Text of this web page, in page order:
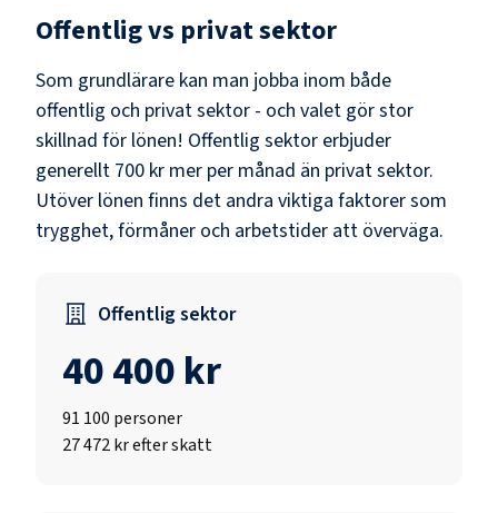
Offentlig vs privat sektor
Som grundlärare kan man jobba inom både
offentlig och privat sektor - och valet gör stor
skillnad för lönen! Offentlig sektor erbjuder
generellt 700 kr mer per månad än privat sektor.
Utöver lönen finns det andra viktiga faktorer som
trygghet, förmåner och arbetstider att överväga.
Offentlig sektor
40 400 kr
91 100 personer
27 472 kr efter skatt